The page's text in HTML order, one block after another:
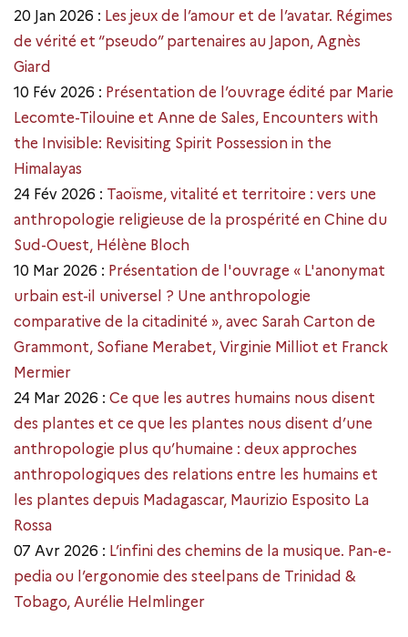
20 Jan 2026 : Les jeux de l’amour et de l’avatar. Régimes
de vérité et “pseudo” partenaires au Japon, Agnès
Giard
10 Fév 2026 : Présentation de l’ouvrage édité par Marie
Lecomte-Tilouine et Anne de Sales, Encounters with
the Invisible: Revisiting Spirit Possession in the
Himalayas
24 Fév 2026 : Taoïsme, vitalité et territoire : vers une
anthropologie religieuse de la prospérité en Chine du
Sud-Ouest, Hélène Bloch
10 Mar 2026 : Présentation de l'ouvrage « L'anonymat
urbain est-il universel ? Une anthropologie
comparative de la citadinité », avec Sarah Carton de
Grammont, Sofiane Merabet, Virginie Milliot et Franck
Mermier
24 Mar 2026 : Ce que les autres humains nous disent
des plantes et ce que les plantes nous disent d’une
anthropologie plus qu’humaine : deux approches
anthropologiques des relations entre les humains et
les plantes depuis Madagascar, Maurizio Esposito La
Rossa
07 Avr 2026 : L’infini des chemins de la musique. Pan-e-
pedia ou l’ergonomie des steelpans de Trinidad &
Tobago, Aurélie Helmlinger